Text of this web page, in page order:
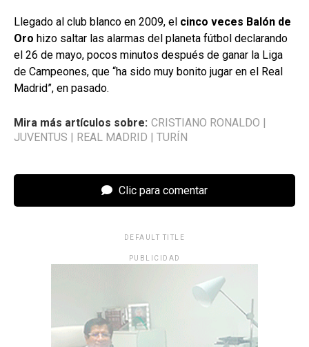
Llegado al club blanco en 2009, el cinco veces Balón de
Oro hizo saltar las alarmas del planeta fútbol declarando
el 26 de mayo, pocos minutos después de ganar la Liga
de Campeones, que “ha sido muy bonito jugar en el Real
Madrid”, en pasado.
Mira más artículos sobre: CRISTIANO RONALDO
JUVENTUS
REAL MADRID TURÍN
Clic para comentar
DEFAULT TITLE
PUBLICIDAD